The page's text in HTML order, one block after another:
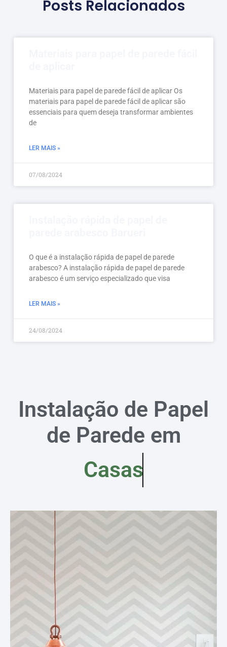
Posts Relacionados
Materiais para papel de parede fácil de aplicar Os
materiais para papel de parede fácil de aplicar são
essenciais para quem deseja transformar ambientes
de
LER MAIS »
07/08/2024
O que é a instalação rápida de papel de parede
arabesco? A instalação rápida de papel de parede
arabesco é um serviço especializado que visa
LER MAIS »
24/08/2024
Instalação de Papel
de Parede em
Casas